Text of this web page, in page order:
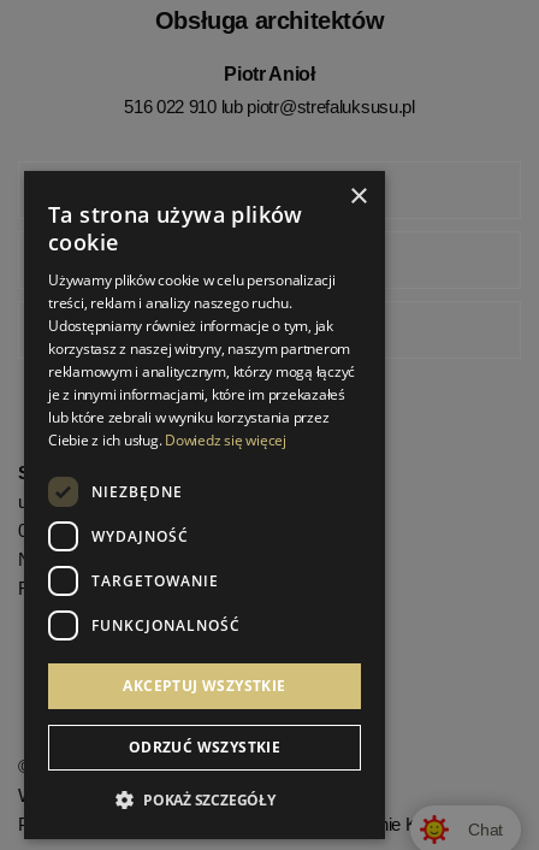
Obsługa architektów
Piotr Anioł
516 022 910 lub piotr@strefaluksusu.pl
Pinterest
StrefaLuksusu.pl
ul. Bartycka 24/26 Pawilon 227
00-716 Warszawa
NIP: 8251972213
REGON: 06035139
Menu informacyjne
©
StrefaLuksusu.pl
Wszelkie prawa zastrzeżone
Projekt graficzny KQSDesign.pl
Oprogramowanie KQS.storeChat
×
Ta strona używa plików
cookie
Używamy plików cookie w celu personalizacji
treści, reklam i analizy naszego ruchu.
Udostępniamy również informacje o tym, jak
korzystasz z naszej witryny, naszym partnerom
reklamowym i analitycznym, którzy mogą łączyć
je z innymi informacjami, które im przekazałeś
lub które zebrali w wyniku korzystania przez
Ciebie z ich usług.Dowiedz się więcej
NIEZBĘDNE
WYDAJNOŚĆ
TARGETOWANIE
FUNKCJONALNOŚĆ
AKCEPTUJ WSZYSTKIE
ODRZUĆ WSZYSTKIE
POKAŻ SZCZEGÓŁY